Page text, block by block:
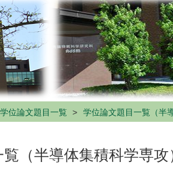
学位論文題目一覧 学位論文題目一覧（半
（半導体集積科学専攻